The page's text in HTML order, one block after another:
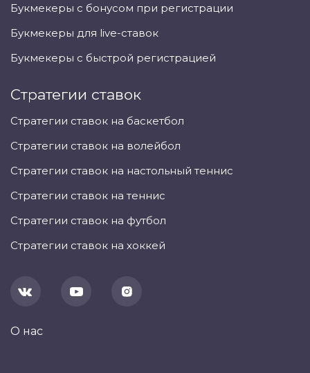
Букмекеры с бонусом при регистрации
Букмекеры для live-ставок
Букмекеры с быстрой регистрацией
Стратегии ставок
Стратегии ставок на баскетбол
Стратегии ставок на волейбол
Стратегии ставок на настольный теннис
Стратегии ставок на теннис
Стратегии ставок на футбол
Стратегии ставок на хоккей
О нас